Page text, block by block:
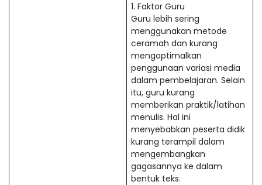
1. Faktor Guru
Guru lebih sering
menggunakan metode
ceramah dan kurang
mengoptimalkan
penggunaan variasi media
dalam pembelajaran. Selain
itu, guru kurang
memberikan praktik/latihan
menulis. Hal ini
menyebabkan peserta didik
kurang terampil dalam
mengembangkan
gagasannya ke dalam
bentuk teks.